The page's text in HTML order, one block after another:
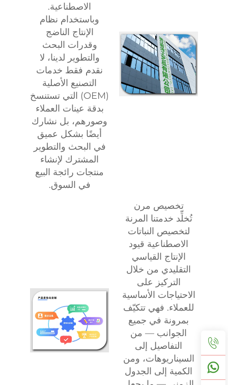
الاصطناعية.
وباستخدام نظام
الإنتاج الناضج
وقدرات البحث
والتطوير لدينا، لا
نقدم فقط خدمات
التصنيع الأصلية
(OEM) التي تستنسخ
بدقة عينات العملاء
وصورهم، بل نشارك
أيضًا بشكل عميق
في البحث والتطوير
المشترك لإنشاء
منتجات رائجة البيع
في السوق.
تخصيص مرن
تُخلِّد خدمتنا المرنة
لتخصيص النباتات
الاصطناعية قيود
الإنتاج القياسي
التقليدي من خلال
التركيز على
الاحتياجات الأساسية
للعملاء. فهي تتكيّف
بمرونة في جميع
الجوانب — من
التفاصيل إلى
السيناريوهات، ومن
الكمية إلى الجدول